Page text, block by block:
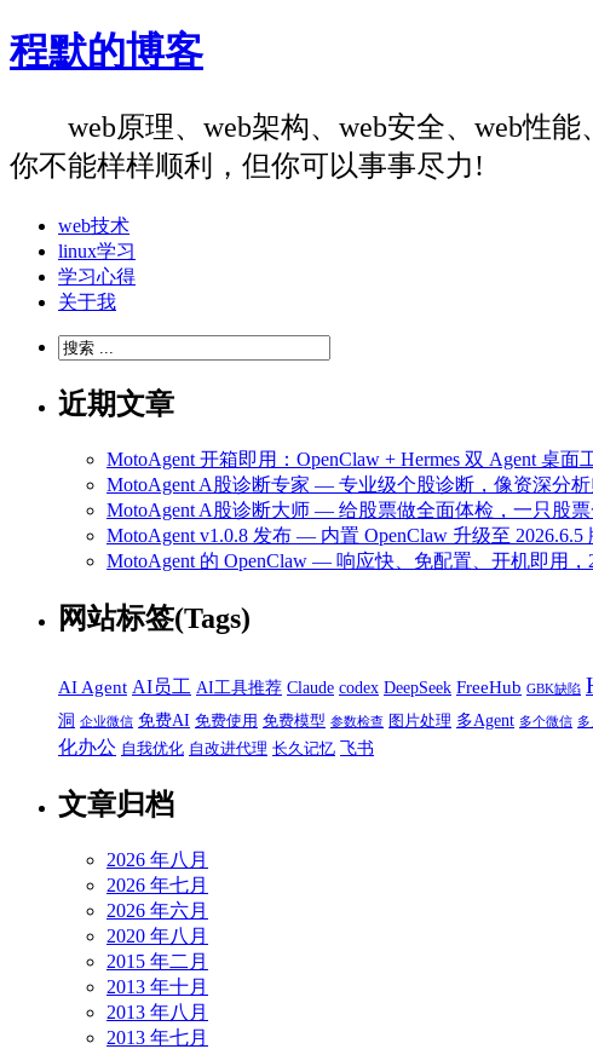
程默的博客
web原理、web架构、web安全、web性
你不能样样顺利，但你可以事事尽力!
web技术
linux学习
学习心得
关于我
近期文章
MotoAgent 开箱即用：OpenClaw + Hermes 双 Agent 桌面
MotoAgent A股诊断专家 — 专业级个股诊断，像资深分
MotoAgent A股诊断大师 — 给股票做全面体检，一只股
MotoAgent v1.0.8 发布 — 内置 OpenClaw 升级至
MotoAgent 的 OpenClaw — 响应快、免配置、开机即用
网站标签(Tags)
AI Agent AI员工 AI工具推荐 Claude codex DeepSeek FreeHub GBK缺陷
洞 企业微信 免费AI 免费使用 免费模型 参数检查 图片处理 多Agent 多个微信 多
化办公 自我优化 自改进代理 长久记忆 飞书
文章归档
2026 年八月
2026 年七月
2026 年六月
2020 年八月
2015 年二月
2013 年十月
2013 年八月
2013 年七月